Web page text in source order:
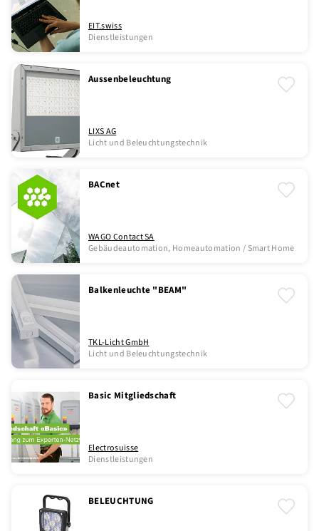
EIT.swiss
Dienstleistungen
Aussenbeleuchtung
LIXS AG
Licht und Beleuchtungstechnik
BACnet
WAGO Contact SA
Gebäudeautomation, Homeautomation / Smart Home
Balkenleuchte "BEAM"
TKL-Licht GmbH
Licht und Beleuchtungstechnik
Basic Mitgliedschaft
Electrosuisse
Dienstleistungen
BELEUCHTUNG